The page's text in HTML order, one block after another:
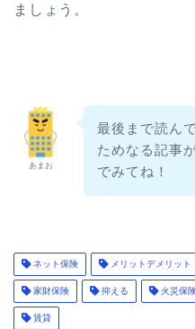
ましょう。
あまお
最後まで読ん
ためなる記事
でみてね！
ネット保険 メリットデメリット
家財保険 抑える 火災保
賃貸